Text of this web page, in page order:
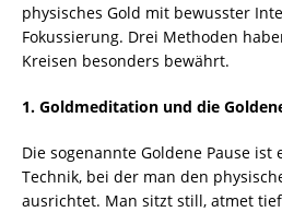
physisches Gold mit bewusster
Fokussierung. Drei Methoden
Kreisen besonders bewährt.
1. Goldmeditation und die
Die sogenannte Goldene Pause ist
Technik, bei der man den
ausrichtet. Man sitzt still, atmet